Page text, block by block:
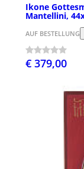
Ikone
Mantellini,
AUF BESTELLUNG
€ 379,00